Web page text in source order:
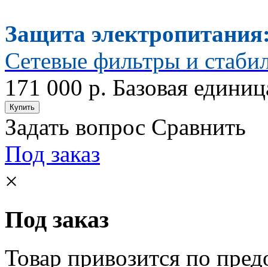
Защита
Сетевые фильтры и
171 000 р. Базовая
Задать вопрос Сравнить
Под заказ
×
Под заказ
Товар привозится по